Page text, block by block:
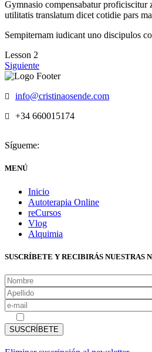
Gymnasio compensabatur proficiscitur
utilitatis translatum dicet cotidie pars
Sempiternam iudicant uno discipulos
Lesson 2
Siguiente
info@cristinaosende.com
+34 660015174
Sígueme:
MENÚ
Inicio
Autoterapia Online
reCursos
Vlog
Alquimia
SUSCRÍBETE Y RECIBIRÁS NUESTRAS